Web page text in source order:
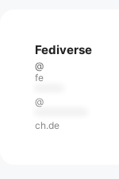
Fediverse
@
fe
@
ch.de